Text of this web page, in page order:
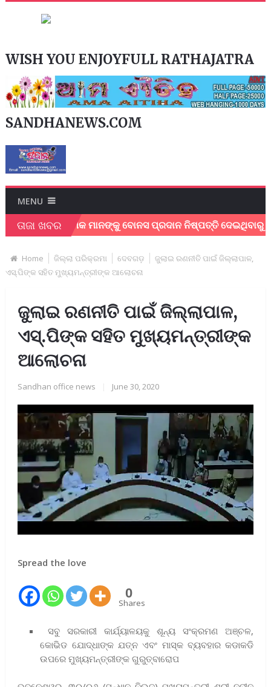
WISH YOU ENJOYFULL RATHAJATRA
SANDHANEWS.COM
MENU
ତାଜା ଖବର
ଶ୍ରମିକ ମାନଙ୍କୁ ବୋନସ ପ୍ରଦାନ ନିଷ୍ପତ୍ତି ଦେଇଥିବାରୁ
Home ଜିଲ୍ଲା ପରିକ୍ରମା ଦେବଗଡ଼
ଜୁଲାଇ ରଣନୀତି ପାଇଁ ଜିଲ୍ଲାପାଳ,
ଏସ୍‌.ପିଙ୍କ ସହିତ ମୁଖ୍ୟମନ୍ତ୍ରୀଙ୍କ ଆଲୋଚନା
ଜୁଲାଇ ରଣନୀତି ପାଇଁ ଜିଲ୍ଲାପାଳ,
ଏସ୍‌.ପିଙ୍କ ସହିତ ମୁଖ୍ୟମନ୍ତ୍ରୀଙ୍କ
ଆଲୋଚନା
Sandhan office news June 30, 2020
Spread the love
0
Shares
ସବୁ ସରକାରୀ କାର୍ଯ୍ୟାଳୟକୁ ଶୂନ୍ୟ ସଂକ୍ରମଣ ଅଞ୍ଚଳ,
କୋଭିଡ ଯୋଦ୍ଧାଙ୍କ ଯତ୍ନ ଏବଂ ମାସ୍କ ବ୍ୟବହାର କଡାକଡି
ଉପରେ ମୁଖ୍ୟମନ୍ତ୍ରୀଙ୍କ ଗୁରୁତ୍ବାରୋପ